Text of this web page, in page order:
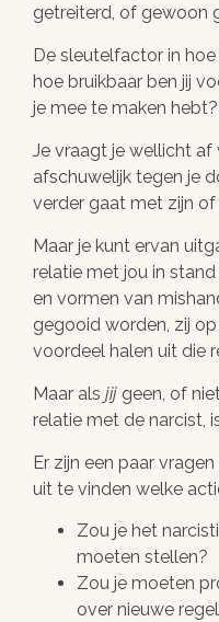
getreiterd, of gewoon
De sleutelfactor in
hoe bruikbaar ben jij
je mee te maken hebt?
Je vraagt je wellicht
afschuwelijk tegen je
verder gaat met zijn of
Maar je kunt ervan
relatie met jou in
en vormen van
gegooid worden, zij
voordeel halen uit die
Maar als jij geen, of
relatie met de narcist,
Er zijn een paar
uit te vinden welke
Zou je het
moeten stellen?
Zou je moeten
over nieuwe